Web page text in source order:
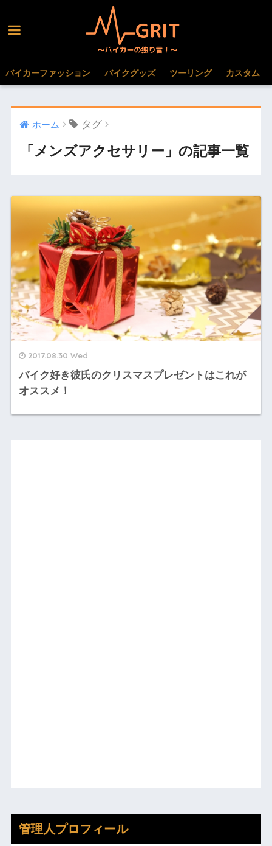
バイカーファッション バイクグッズ ツーリング カスタム
ホーム タグ
「メンズアクセサリー」の記事一覧
2017.08.30 Wed
バイク好き彼氏のクリスマスプレゼントはこれが
オススメ！
管理人プロフィール